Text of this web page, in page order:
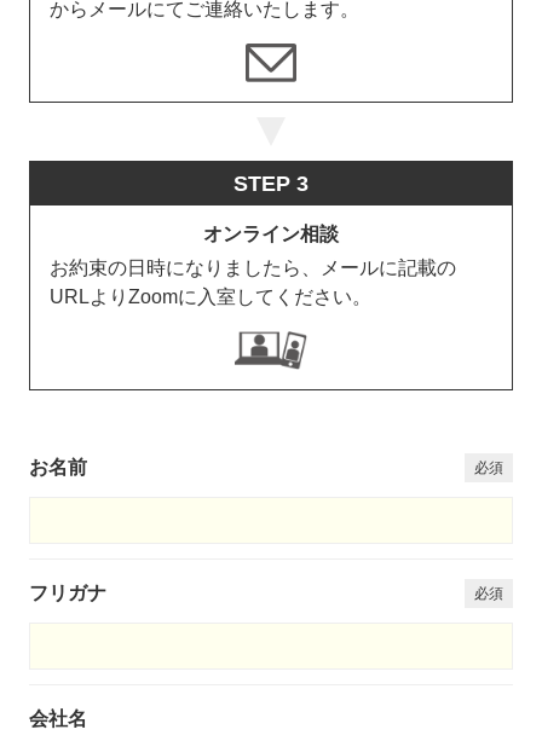
からメールにてご連絡いたします。
STEP 3
オンライン相談
お約束の日時になりましたら、メールに記載の
URLよりZoomに入室してください。
お名前
フリガナ
会社名